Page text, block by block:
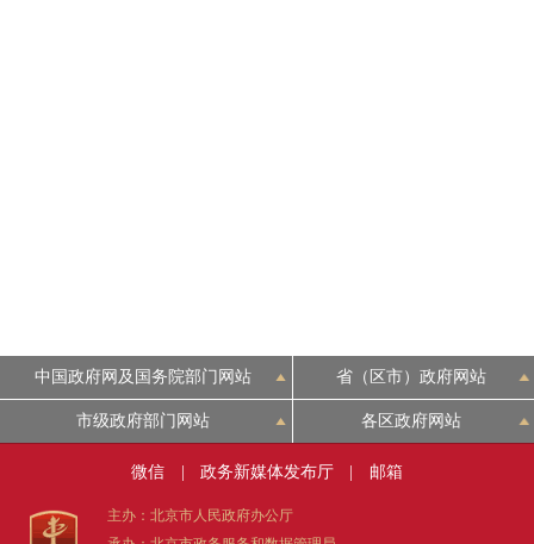
中国政府网及国务院部门网站 省（区市）政府网站
市级政府部门网站 各区政府网站
微信 政务新媒体发布厅 邮箱
主办：北京市人民政府办公厅